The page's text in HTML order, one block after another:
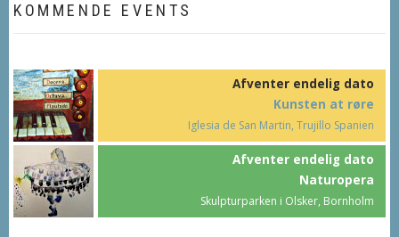
KOMMENDE EVENTS
Afventer endelig dato
Kunsten at røre
Iglesia de San Martin, Trujillo Spanien
Afventer endelig dato
Naturopera
Skulpturparken i Olsker, Bornholm